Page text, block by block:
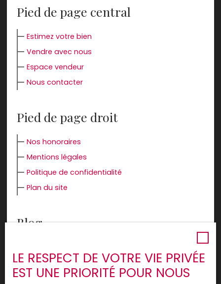
Pied de page central
Estimez votre bien
Vendre avec nous
Espace vendeur
Nous contacter
Pied de page droit
Nos honoraires
Mentions légales
Politique de confidentialité
Plan du site
Blog
Page en cours d'élaboration
Parrainage
LE RESPECT DE VOTRE VIE PRIVÉE
EST UNE PRIORITÉ POUR NOUS